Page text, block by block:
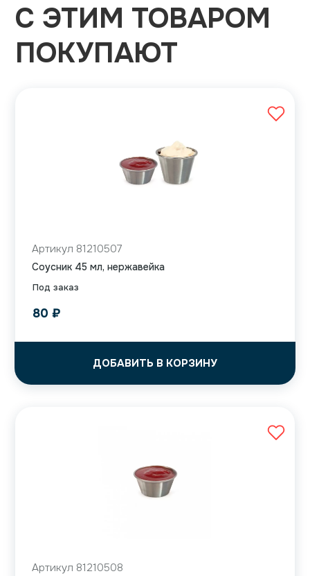
С ЭТИМ ТОВАРОМ
ПОКУПАЮТ
Под заказ
Артикул 81210507
Соусник 45 мл, нержавейка
80 ₽
ДОБАВИТЬ В КОРЗИНУ
Артикул 81210508